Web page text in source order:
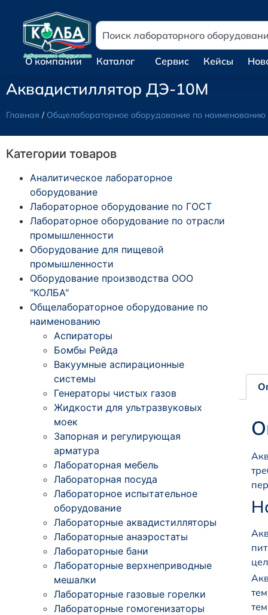
О компании Каталог Сервис Кейсы
Аквадистиллятор ДЭ-10М
Главная / Общелабораторное оборудование по наименованию
Категории товаров
Аналитическое лабораторное
оборудование
Лабораторное оборудование по ГОСТ
Лабораторное оборудование по отрасли
промышленности
Оборудование для пищевой
промышленности
Оборудование производства ООО
"КОЛБА"
Общелабораторное оборудование по
наименованию
Аспираторы
Бомбы Рейда
Вакуумные аспирационные
системы
Генераторы чистых газов
Жидкости для ультразвуковых
моек
Запорная и регулирующая
арматура
Лабораторная мебель
Лабораторная посуда
Лабораторное испытательное
оборудование
Лабораторные аквадистилляторы
Лабораторные анаэростаты
Лабораторные бани
Лабораторные верхнеприводные
мешалки
Лабораторные газовые горелки
Лабораторные гомогенизаторы